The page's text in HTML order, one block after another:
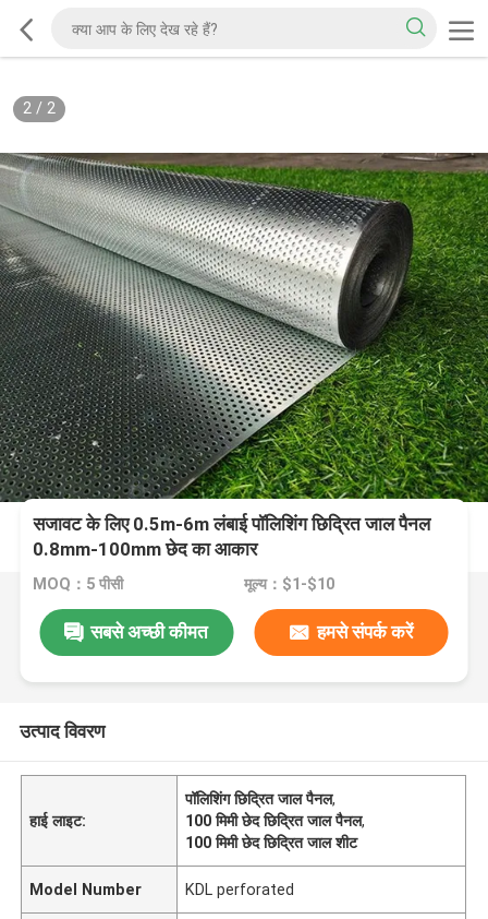
2/ 2
सजावट के लिए 0.5m-6m लंबाई पॉलिशिंग छिद्रित जाल पैनल
0.8mm-100mm छेद का आकार
MOQ：5 पीसी मूल्य：$1-$10
सबसे अच्छी कीमत हमसे संपर्क करें
उत्पाद विवरण
हाई लाइट:
पॉलिशिंग छिद्रित जाल पैनल,
100 मिमी छेद छिद्रित जाल पैनल,
100 मिमी छेद छिद्रित जाल शीट
Model Number KDL perforated